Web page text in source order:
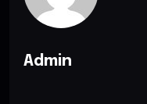
Admin